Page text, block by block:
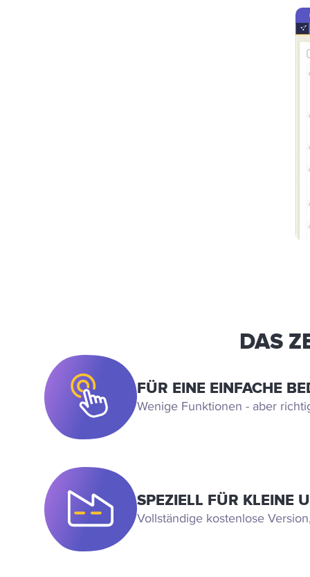
DAS
FÜR EINE EINFACHE
Wenige Funktionen - aber
SPEZIELL FÜR KLEINE
Vollständige kostenlose